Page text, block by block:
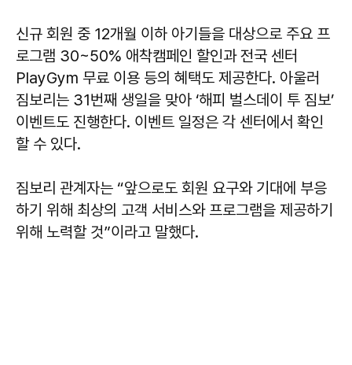
신규 회원 중 12개월 이하 아기들을 대상으로 주요 프
로그램 30~50% 애착캠페인 할인과 전국 센터
PlayGym 무료 이용 등의 혜택도 제공한다. 아울러
짐보리는 31번째 생일을 맞아 ‘해피 벌스데이 투 짐보’
이벤트도 진행한다. 이벤트 일정은 각 센터에서 확인
할 수 있다.
짐보리 관계자는 “앞으로도 회원 요구와 기대에 부응
하기 위해 최상의 고객 서비스와 프로그램을 제공하기
위해 노력할 것”이라고 말했다.